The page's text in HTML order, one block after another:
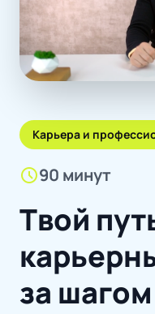
Карьера и
schedule90 минут
Твой
за шагом